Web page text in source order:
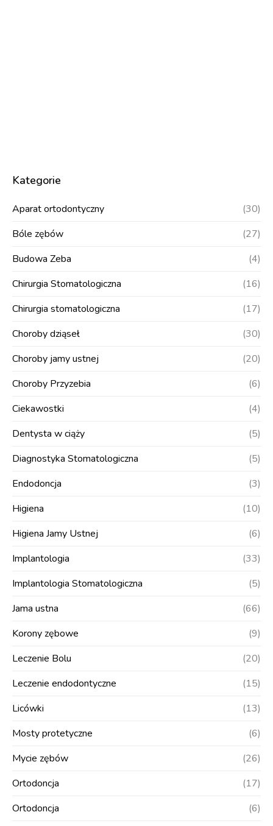
Kategorie
Aparat ortodontyczny
(30)
Bóle zębów
(27)
Budowa Zeba
(4)
Chirurgia Stomatologiczna
(16)
Chirurgia stomatologiczna
(17)
Choroby dziąseł
(30)
Choroby jamy ustnej
(20)
Choroby Przyzebia
(6)
Ciekawostki
(4)
Dentysta w ciąży
(5)
Diagnostyka Stomatologiczna
(5)
Endodoncja
(3)
Higiena
(10)
Higiena Jamy Ustnej
(6)
Implantologia
(33)
Implantologia Stomatologiczna
(5)
Jama ustna
(66)
Korony zębowe
(9)
Leczenie Bolu
(20)
Leczenie endodontyczne
(15)
Licówki
(13)
Mosty protetyczne
(6)
Mycie zębów
(26)
Ortodoncja
(17)
Ortodoncja
(6)